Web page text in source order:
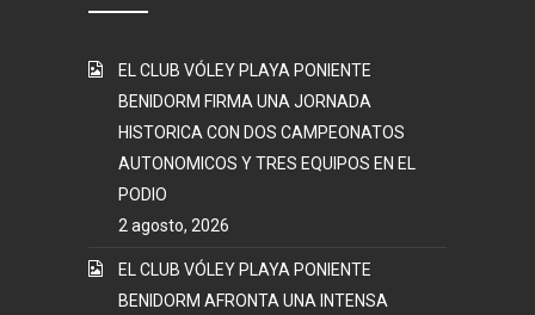
EL CLUB VÓLEY PLAYA PONIENTE
BENIDORM FIRMA UNA JORNADA
HISTORICA CON DOS CAMPEONATOS
AUTONOMICOS Y TRES EQUIPOS EN EL
PODIO
2 agosto, 2026
EL CLUB VÓLEY PLAYA PONIENTE
BENIDORM AFRONTA UNA INTENSA